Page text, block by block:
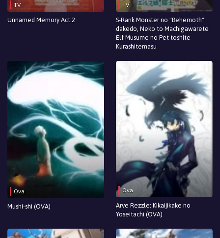
TV
Unnamed Memory Act.2
TV
S-Rank Monster no "Behemoth"
dakedo, Neko to Machigawarete
Elf Musume no Pet toshite
Kurashitemasu
Ova
Mushi-shi (OVA)
Ova
Arve Rezzle: Kikaijikake no
Yoseitachi (OVA)